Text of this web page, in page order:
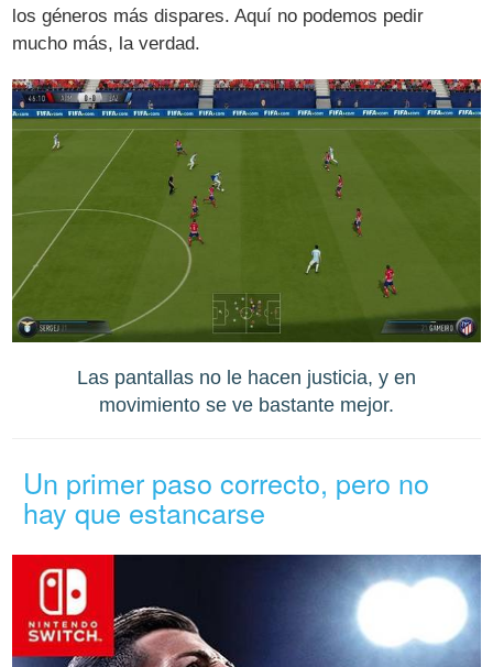
los géneros más dispares. Aquí no podemos pedir
mucho más, la verdad.
Las pantallas no le hacen justicia, y en
movimiento se ve bastante mejor.
Un primer paso correcto, pero no
hay que estancarse